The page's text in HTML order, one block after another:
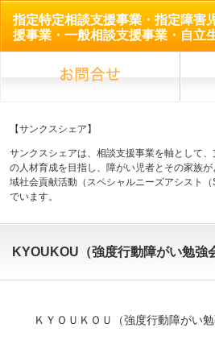
指定特定相談支援事業・指定障害
援事業・一般相談支援事業・自立
【サンクスシェア】
サンクスシェアは、相談支援事業を軸として
の人材育成を目指し、障がい児者とその家族
域社会貢献活動（スペシャルニーズアシスト
でいます。
KYOUKOU（強度行動障がい勉強
ＫＹＯＵＫＯＵ（強度行動障がい